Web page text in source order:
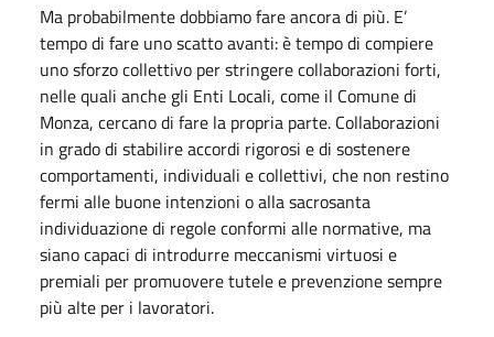
Ma probabilmente dobbiamo fare ancora di più. E’
tempo di fare uno scatto avanti: è tempo di compiere
uno sforzo collettivo per stringere collaborazioni forti,
nelle quali anche gli Enti Locali, come il Comune di
Monza, cercano di fare la propria parte. Collaborazioni
in grado di stabilire accordi rigorosi e di sostenere
comportamenti, individuali e collettivi, che non restino
fermi alle buone intenzioni o alla sacrosanta
individuazione di regole conformi alle normative, ma
siano capaci di introdurre meccanismi virtuosi e
premiali per promuovere tutele e prevenzione sempre
più alte per i lavoratori.